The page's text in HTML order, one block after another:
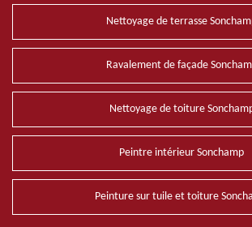
Nettoyage de terrasse
Ravalement de façade
Nettoyage de toiture
Peintre intérieur Sonchamp
Peinture sur tuile et toiture